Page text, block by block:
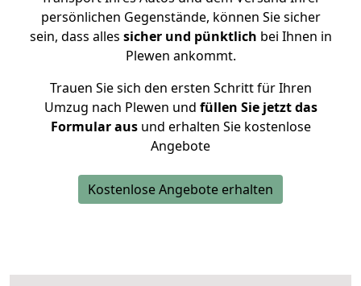
persönlichen Gegenstände, können Sie sicher
sein, dass alles sicher und pünktlich bei Ihnen in
Plewen ankommt.
Trauen Sie sich den ersten Schritt für Ihren
Umzug nach Plewen und füllen Sie jetzt das
Formular ausund erhalten Sie kostenlose
Angebote
Kostenlose Angebote erhalten